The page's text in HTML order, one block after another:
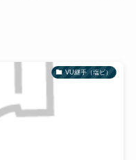
VU継手（塩ビ）